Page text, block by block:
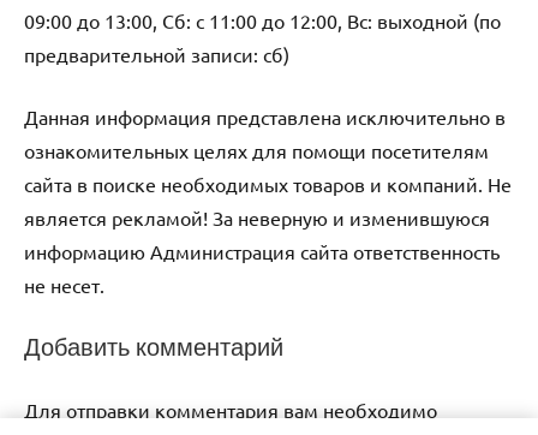
09:00 до 13:00, Сб: с 11:00 до 12:00, Вс: выходной (по
предварительной записи: сб)
Данная информация представлена исключительно в
ознакомительных целях для помощи посетителям
сайта в поиске необходимых товаров и компаний. Не
является рекламой! За неверную и изменившуюся
информацию Администрация сайта ответственность
не несет.
Добавить комментарий
Для отправки комментария вам необходимо